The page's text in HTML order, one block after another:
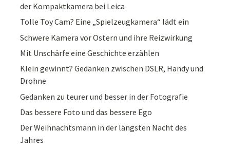
der Kompaktkamera bei Leica
Tolle Toy Cam? Eine „Spielzeugkamera“ lädt ein
Schwere Kamera vor Ostern und ihre Reizwirkung
Mit Unschärfe eine Geschichte erzählen
Klein gewinnt? Gedanken zwischen DSLR, Handy und
Drohne
Gedanken zu teurer und besser in der Fotografie
Das bessere Foto und das bessere Ego
Der Weihnachtsmann in der längsten Nacht des
Jahres